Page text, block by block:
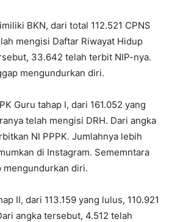
BKN, dari total 112.521 CPNS
mengisi Daftar Riwayat Hidup
33.642 telah terbit NIP-nya.
mengundurkan diri.
Guru tahap I, dari 161.052 yang
telah mengisi DRH. Dari angka
NI PPPK. Jumlahnya lebih
di Instagram. Sememntara
mengundurkan diri.
II, dari 113.159 yang lulus, 110.921
angka tersebut, 4.512 telah